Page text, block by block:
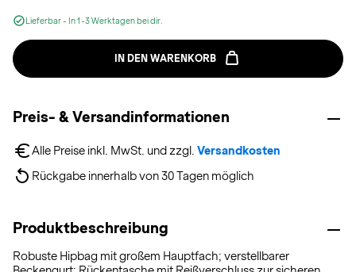
Lieferbar - In 1-3 Werktagen bei dir.
IN DEN WARENKORB
Preis- & Versandinformationen
Alle Preise inkl. MwSt. und zzgl. Versandkosten
Rückgabe innerhalb von 30 Tagen möglich
Produktbeschreibung
Robuste Hipbag mit großem Hauptfach; verstellbarer